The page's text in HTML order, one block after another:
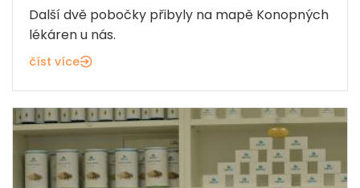
Další dvě pobočky přibyly na mapě Konopných
lékáren u nás.
číst více